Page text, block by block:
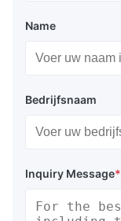
Name
Bedrijfsnaam
Inquiry Message*